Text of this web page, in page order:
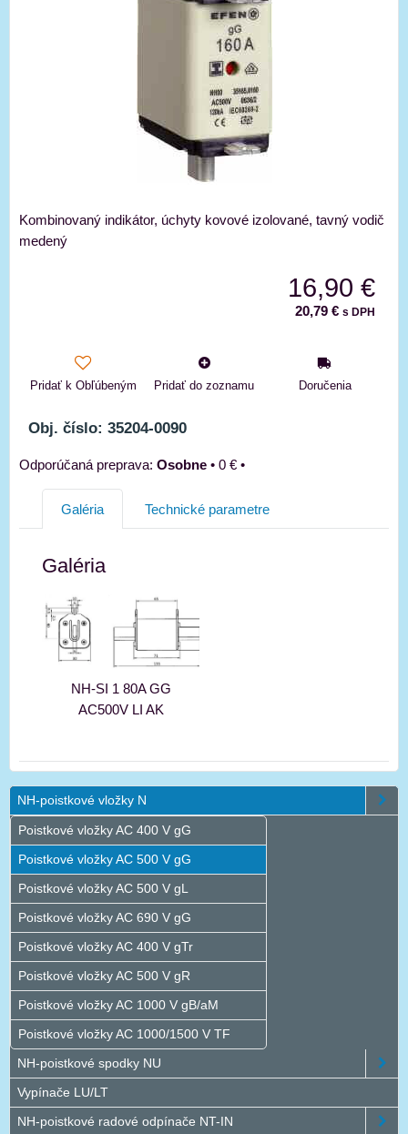
Kombinovaný indikátor, úchyty kovové izolované, tavný vodič
medený
16,90 €
20,79 € s DPH
Pridať k Obľúbeným Pridať do zoznamu Doručenia
Obj. číslo: 35204-0090
Osobne • 0 € •
Galéria Technické parametre
Galéria
NH-SI 1 80A GG
AC500V LI AK
NH-poistkové vložky N
Poistkové vložky AC 400 V gG
Poistkové vložky AC 500 V gG
Poistkové vložky AC 500 V gL
Poistkové vložky AC 690 V gG
Poistkové vložky AC 400 V gTr
Poistkové vložky AC 500 V gR
Poistkové vložky AC 1000 V gB/aM
Poistkové vložky AC 1000/1500 V TF
NH-poistkové spodky NU
Vypínače LU/LT
NH-poistkové radové odpínače NT-IN